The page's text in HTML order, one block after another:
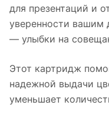
для презентаций и
уверенности вашим
— улыбки на
Этот картридж
надежной выдачи
уменьшает